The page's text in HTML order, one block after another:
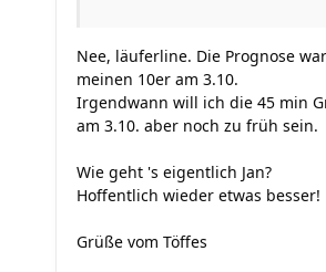
Nee, läuferline. Die Prognose
meinen 10er am 3.10.
Irgendwann will ich die 45 min
am 3.10. aber noch zu früh sein.
Wie geht 's eigentlich Jan?
Hoffentlich wieder etwas besser!
Grüße vom Töffes